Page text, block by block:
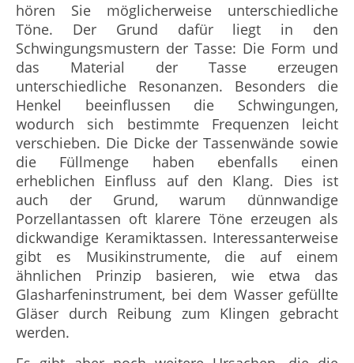
hören Sie möglicherweise unterschiedliche
Töne. Der Grund dafür liegt in den
Schwingungsmustern der Tasse: Die Form und
das Material der Tasse erzeugen
unterschiedliche Resonanzen. Besonders die
Henkel beeinflussen die Schwingungen,
wodurch sich bestimmte Frequenzen leicht
verschieben. Die Dicke der Tassenwände sowie
die Füllmenge haben ebenfalls einen
erheblichen Einfluss auf den Klang. Dies ist
auch der Grund, warum dünnwandige
Porzellantassen oft klarere Töne erzeugen als
dickwandige Keramiktassen. Interessanterweise
gibt es Musikinstrumente, die auf einem
ähnlichen Prinzip basieren, wie etwa das
Glasharfeninstrument, bei dem Wasser gefüllte
Gläser durch Reibung zum Klingen gebracht
werden.